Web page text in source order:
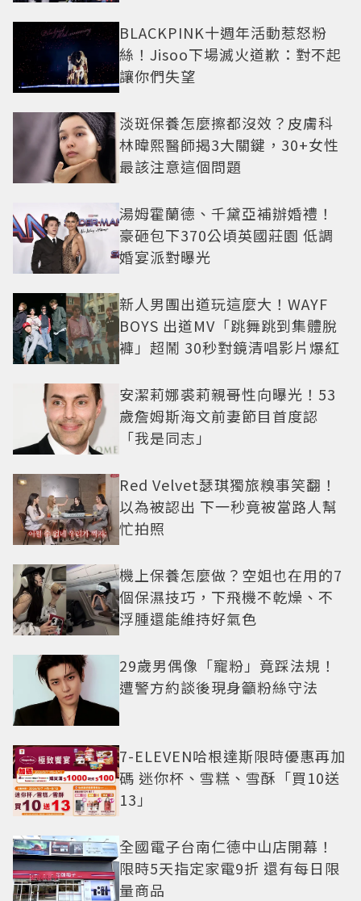
BLACKPINK十週年活動惹怒粉
絲！Jisoo下場滅火道歉：對不起
讓你們失望
淡斑保養怎麼擦都沒效？皮膚科
林暐熙醫師揭3大關鍵，30+女性
最該注意這個問題
湯姆霍蘭德、千黛亞補辦婚禮！
豪砸包下370公頃英國莊園 低調
婚宴派對曝光
新人男團出道玩這麼大！WAYF
BOYS 出道MV「跳舞跳到集體脫
褲」超鬧 30秒對鏡清唱影片爆紅
安潔莉娜裘莉親哥性向曝光！53
歲詹姆斯海文前妻節目首度認
「我是同志」
Red Velvet瑟琪獨旅糗事笑翻！
以為被認出 下一秒竟被當路人幫
忙拍照
機上保養怎麼做？空姐也在用的7
個保濕技巧，下飛機不乾燥、不
浮腫還能維持好氣色
29歲男偶像「寵粉」竟踩法規！
遭警方約談後現身籲粉絲守法
7-ELEVEN哈根達斯限時優惠再加
碼 迷你杯、雪糕、雪酥「買10送
13」
全國電子台南仁德中山店開幕！
限時5天指定家電9折 還有每日限
量商品